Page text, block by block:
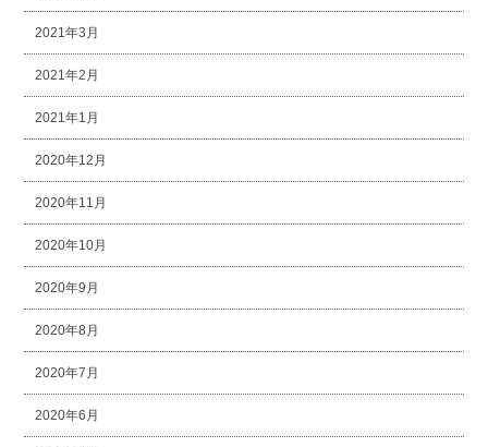
2021年3月
2021年2月
2021年1月
2020年12月
2020年11月
2020年10月
2020年9月
2020年8月
2020年7月
2020年6月